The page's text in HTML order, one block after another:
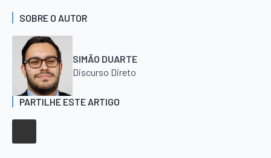
SOBRE O AUTOR
SIMÃO DUARTE
Discurso Direto
PARTILHE ESTE ARTIGO